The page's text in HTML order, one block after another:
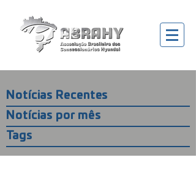
Notícias Recentes
Notícias por mês
Tags